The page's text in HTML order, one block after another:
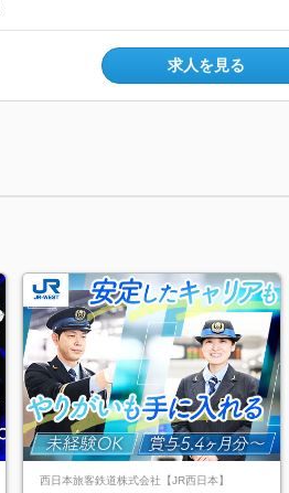
求人を見る
西日本旅客鉄道株式会社【JR西日本】